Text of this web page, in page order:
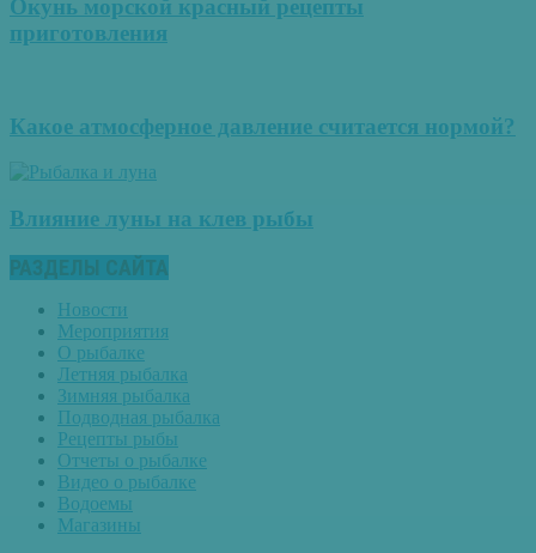
Окунь морской красный рецепты
приготовления
Какое атмосферное давление считается нормой?
Влияние луны на клев рыбы
РАЗДЕЛЫ САЙТА
Новости
Мероприятия
О рыбалке
Летняя рыбалка
Зимняя рыбалка
Подводная рыбалка
Рецепты рыбы
Отчеты о рыбалке
Видео о рыбалке
Водоемы
Магазины